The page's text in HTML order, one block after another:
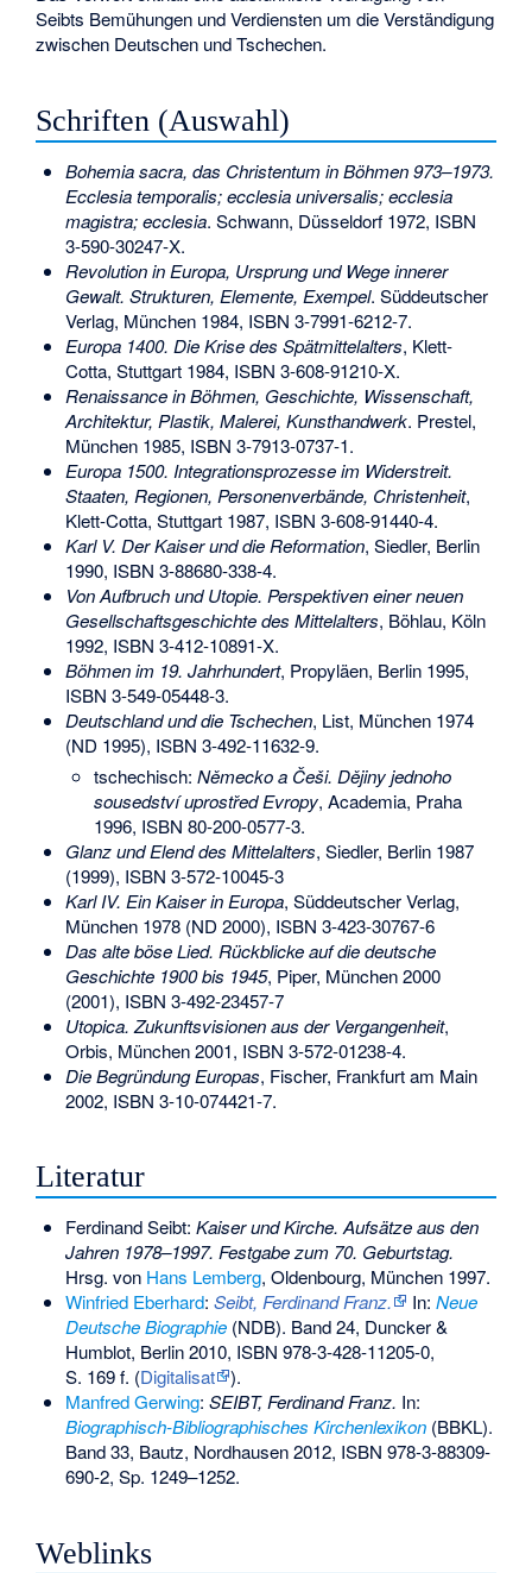
Seibts Bemühungen und Verdiensten um die Verständigung
zwischen Deutschen und Tschechen.
Schriften (Auswahl)
Bohemia sacra, das Christentum in Böhmen 973–1973.
Ecclesia temporalis; ecclesia universalis; ecclesia
magistra; ecclesia. Schwann, Düsseldorf 1972, ISBN
3-590-30247-X.
Revolution in Europa, Ursprung und Wege innerer
Gewalt. Strukturen, Elemente, Exempel. Süddeutscher
Verlag, München 1984, ISBN 3-7991-6212-7.
Europa 1400. Die Krise des Spätmittelalters, Klett-
Cotta, Stuttgart 1984, ISBN 3-608-91210-X.
Renaissance in Böhmen, Geschichte, Wissenschaft,
Architektur, Plastik, Malerei, Kunsthandwerk. Prestel,
München 1985, ISBN 3-7913-0737-1.
Europa 1500. Integrationsprozesse im Widerstreit.
Staaten, Regionen, Personenverbände, Christenheit,
Klett-Cotta, Stuttgart 1987, ISBN 3-608-91440-4.
Karl V. Der Kaiser und die Reformation, Siedler, Berlin
1990, ISBN 3-88680-338-4.
Von Aufbruch und Utopie. Perspektiven einer neuen
Gesellschaftsgeschichte des Mittelalters, Böhlau, Köln
1992, ISBN 3-412-10891-X.
Böhmen im 19. Jahrhundert, Propyläen, Berlin 1995,
ISBN 3-549-05448-3.
Deutschland und die Tschechen, List, München 1974
(ND 1995), ISBN 3-492-11632-9.
tschechisch:Německo a Češi. Dějiny jednoho
sousedství uprostřed Evropy, Academia, Praha
1996, ISBN 80-200-0577-3.
Glanz und Elend des Mittelalters, Siedler, Berlin 1987
(1999), ISBN 3-572-10045-3
Karl IV. Ein Kaiser in Europa, Süddeutscher Verlag,
München 1978 (ND 2000), ISBN 3-423-30767-6
Das alte böse Lied. Rückblicke auf die deutsche
Geschichte 1900 bis 1945, Piper, München 2000
(2001), ISBN 3-492-23457-7
Utopica. Zukunftsvisionen aus der Vergangenheit,
Orbis, München 2001, ISBN 3-572-01238-4.
Die Begründung Europas, Fischer, Frankfurt am Main
2002, ISBN 3-10-074421-7.
Literatur
Ferdinand Seibt: Kaiser und Kirche. Aufsätze aus den
Jahren 1978–1997. Festgabe zum 70. Geburtstag.
Hrsg. von Hans Lemberg, Oldenbourg, München 1997.
Winfried Eberhard: Seibt, Ferdinand Franz. In: Neue
Deutsche Biographie(NDB). Band 24, Duncker &
Humblot, Berlin 2010, ISBN 978-3-428-11205-0,
S. 169 f. (Digitalisat
).
Manfred Gerwing: SEIBT, Ferdinand Franz. In:
Biographisch-Bibliographisches Kirchenlexikon(BBKL).
Band 33, Bautz, Nordhausen 2012, ISBN 978-3-88309-
690-2, Sp. 1249–1252.
Weblinks